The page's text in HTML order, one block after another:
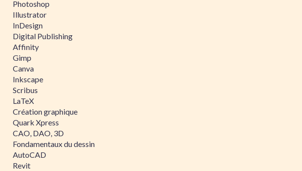
Photoshop
Illustrator
InDesign
Digital Publishing
Affinity
Gimp
Canva
Inkscape
Scribus
LaTeX
Création graphique
Quark Xpress
CAO, DAO, 3D
Fondamentaux du dessin
AutoCAD
Revit